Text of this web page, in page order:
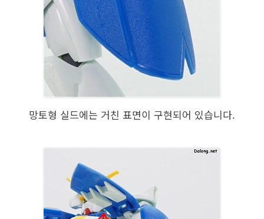
망토형 실드에는 거친 표면이 구현되어 있습니다.